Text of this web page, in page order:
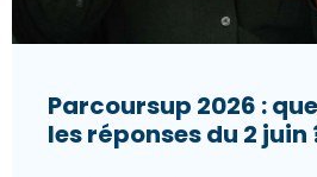
Parcoursup 2026 :
les réponses du 2 juin